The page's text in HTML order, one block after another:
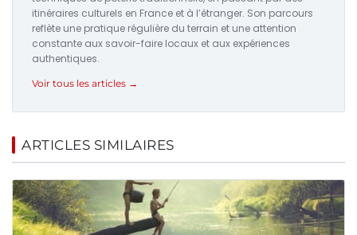
itinéraires culturels en France et à l’étranger. Son parcours
reflète une pratique régulière du terrain et une attention
constante aux savoir-faire locaux et aux expériences
authentiques.
Voir tous les articles →
ARTICLES SIMILAIRES